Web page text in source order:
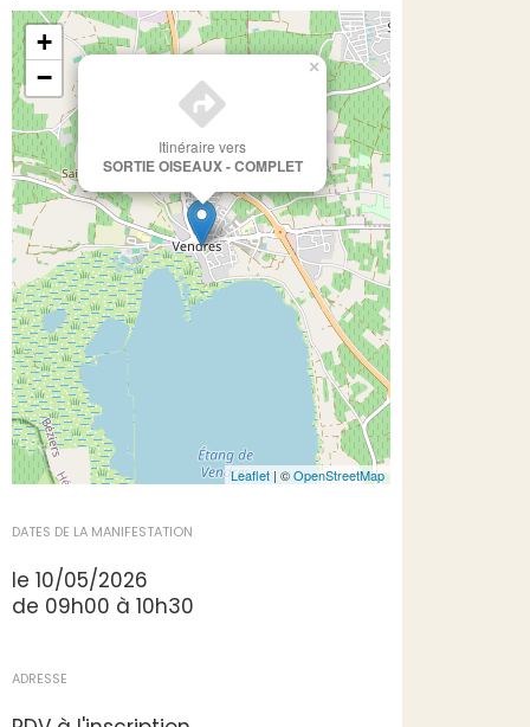
Itinéraire vers
SORTIE OISEAUX - COMPLET
×
+
−
Leaflet | ©OpenStreetMap
DATES DE LA MANIFESTATION
le 10/05/2026
de 09h00 à 10h30
ADRESSE